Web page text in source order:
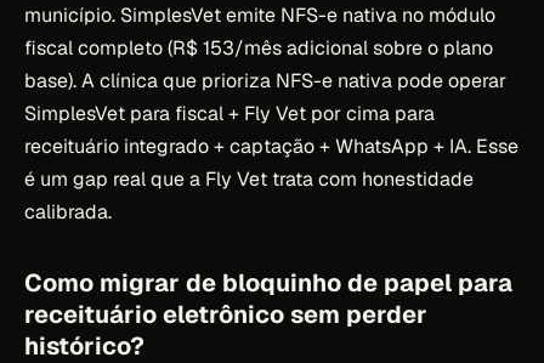
município. SimplesVet emite NFS-e nativa no módulo
fiscal completo (R$ 153/mês adicional sobre o plano
base). A clínica que prioriza NFS-e nativa pode operar
SimplesVet para fiscal + Fly Vet por cima para
receituário integrado + captação + WhatsApp + IA. Esse
é um gap real que a Fly Vet trata com honestidade
calibrada.
Como migrar de bloquinho de papel para
receituário eletrônico sem perder
histórico?